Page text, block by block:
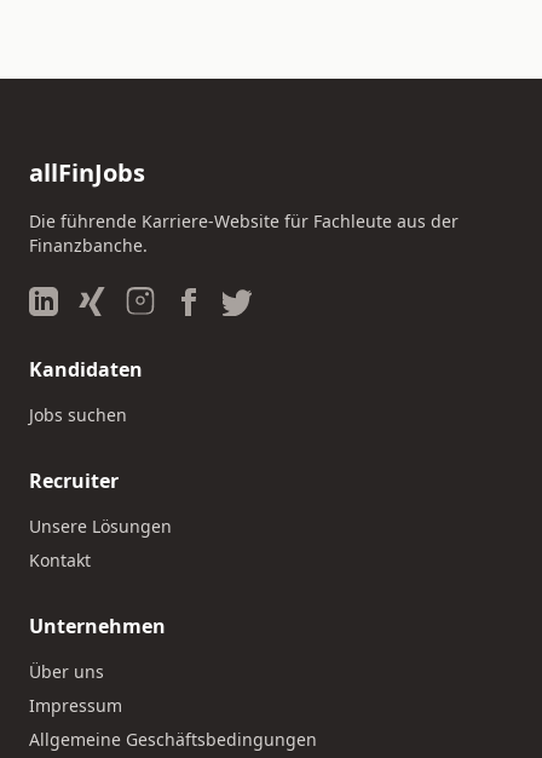
allFinJobs
Die führende Karriere-Website für Fachleute aus der
Finanzbanche.
Kandidaten
Jobs suchen
Recruiter
Unsere Lösungen
Kontakt
Unternehmen
Über uns
Impressum
Allgemeine Geschäftsbedingungen